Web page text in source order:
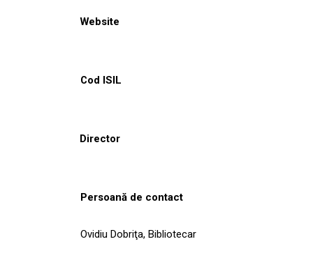
Website
Cod ISIL
Director
Persoană de contact
Ovidiu Dobriţa, Bibliotecar